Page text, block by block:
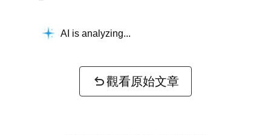
AI is analyzing...
觀看原始文章